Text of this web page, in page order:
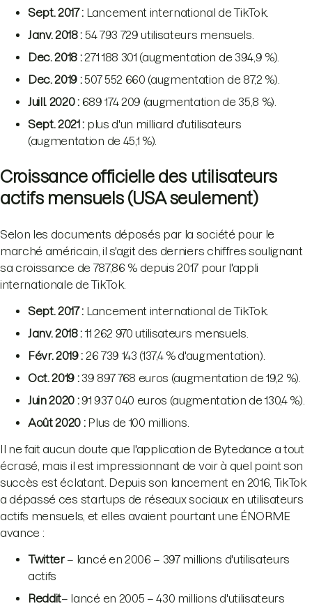
Sept. 2017 : Lancement international de TikTok.
Janv. 2018 : 54 793 729 utilisateurs mensuels.
Dec. 2018 :271 188 301 (augmentation de 394,9 %).
Dec. 2019 :507 552 660 (augmentation de 87,2 %).
Juill. 2020 :689 174 209 (augmentation de 35,8 %).
Sept. 2021 : plus d'un milliard d'utilisateurs
(augmentation de 45,1 %).
Croissance officielle des utilisateurs
actifs mensuels (USA seulement)
Selon les documents déposés par la société pour le
marché américain, il s'agit des derniers chiffres soulignant
sa croissance de 787,86 % depuis 2017 pour l'appli
internationale de TikTok.
Sept. 2017 : Lancement international de TikTok.
Janv. 2018 :11 262 970 utilisateurs mensuels.
Févr. 2019 : 26 739 143 (137,4 % d'augmentation).
Oct. 2019 :39 897 768 euros (augmentation de 19,2 %).
Juin 2020 :91 937 040 euros (augmentation de 130,4 %).
Août 2020 :Plus de 100 millions.
Il ne fait aucun doute que l'application de Bytedance a tout
écrasé, mais il est impressionnant de voir à quel point son
succès est éclatant. Depuis son lancement en 2016, TikTok
a dépassé ces startups de réseaux sociaux en utilisateurs
actifs mensuels, et elles avaient pourtant une ÉNORME
avance :
Twitter– lancé en 2006 – 397 millions d'utilisateurs
actifs
Reddit– lancé en 2005 – 430 millions d'utilisateurs